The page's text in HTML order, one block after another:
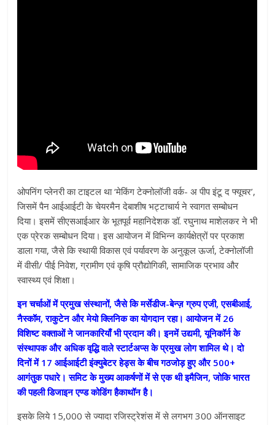
ओपनिंग प्‍लेनरी का टाइटल था ‘मेकिंग टेक्‍नोलॉजी वर्क- अ पीप इंटू द फ्यूचर’,
जिसमें पैन आईआईटी के चेयरमैन देबाशीष भट्टाचार्य ने स्‍वागत सम्‍बोधन
दिया। इसमें सीएसआईआर के भूतपूर्व महानिदेशक डॉ. रघुनाथ माशेलकर ने भी
एक प्रेरक सम्‍बोधन दिया। इस आयोजन में विभिन्‍न कार्यक्षेत्रों पर प्रकाश
डाला गया, जैसे कि स्‍थायी विकास एवं पर्यावरण के अनुकूल ऊर्जा, टेक्‍नोलॉजी
में वीसी/ पीई निवेश, ग्रामीण एवं कृषि प्रौद्योगिकी, सामाजिक प्रभाव और
स्‍वास्‍थ्‍य एवं शिक्षा।
इन चर्चाओं में प्रमुख संस्‍थानों, जैसे कि मर्सेडीज-बेन्‍ज़ ग्रुप एजी, एसबीआई,
नैस्‍कॉम, राकुटेन और मेयो क्लिनिक का योगदान रहा। आयोजन में 26
विशिष्‍ट वक्‍ताओं ने जानकारियाँ भी प्रदान की। इनमें उद्यमी, यूनिकॉर्न के
संस्‍थापक और अधिक वृद्धि वाले स्‍टार्टअप्‍स के प्रमुख लोग शामिल थे। दो
दिनों में 17 आईआईटी इंक्‍युबेटर हेड्स के बीच गठजोड़ हुए और 500+
आगंतुक पधारे। समिट के मुख्‍य आकर्षणों में से एक थी इमैजिन, जोकि भारत
की पहली डिजाइन एण्‍ड कोडिंग हैकाथॉन है।
इसके लिये 15,000 से ज्‍यादा रजिस्‍ट्रेशंस में से लगभग 300 ऑनसाइट